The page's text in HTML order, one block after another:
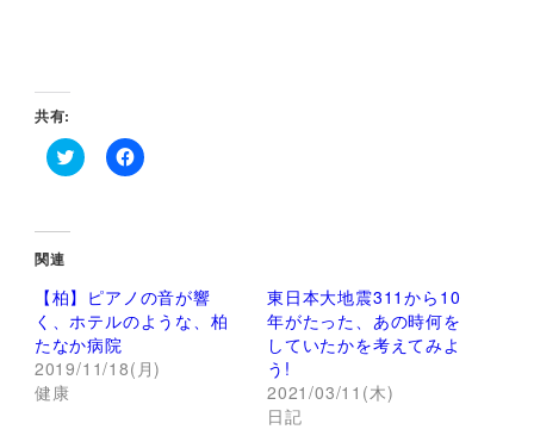
共有:
ク
し
て
T
i
t
e
r
で
共
有
F
で
共
有
す
る
に
関連
【柏】ピアノの音が響
く、ホテルのような、柏
たなか病院
2019/11/18(月)
健康
東日本大地震311から10
年がたった、あの時何を
していたかを考えてみよ
う!
2021/03/11(木)
日記